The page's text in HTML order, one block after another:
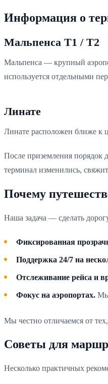
Информация о
Мальпенса T1 / T2
Мальпенса — крупный
используется отдельными
Линате
Линате расположен ближе к
После приземления порядок
терминал изменились,
Почему
Наша задача — сделать
Фиксированная
Поддержка 24/7 на
Отслеживание рейса и
Фокус на аэропортах. Мы
Мы честно отличаемся от
Советы для
Несколько практичных